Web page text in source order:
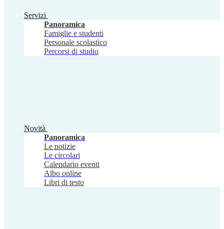
Servizi
Panoramica
Famiglie e studenti
Personale scolastico
Percorsi di studio
Novità
Panoramica
Le notizie
Le circolari
Calendario eventi
Albo online
Libri di testo